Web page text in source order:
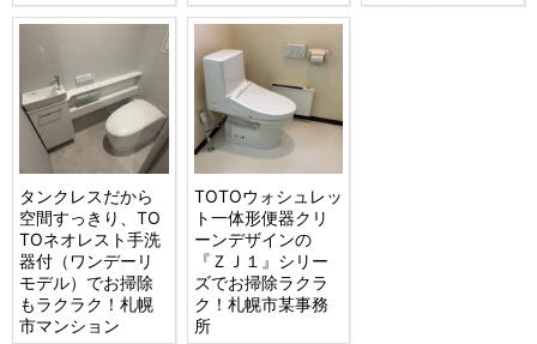
タンクレスだから
空間すっきり、TO
TOネオレスト手洗
器付（ワンデーリ
モデル）でお掃除
もラクラク！札幌
市マンション
TOTOウォシュレッ
ト一体形便器クリ
ーンデザインの
『ＺＪ１』シリー
ズでお掃除ラクラ
ク！札幌市某事務
所